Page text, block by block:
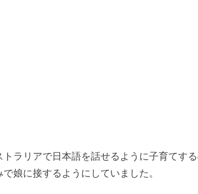
ラリアで日本語を話せるように子育てす
娘に接するようにしていました。